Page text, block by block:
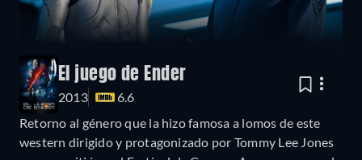
El juego de Ender
2013
6.6
Retorno al género que la hizo famosa a lomos de este
western dirigido y protagonizado por Tommy Lee Jones